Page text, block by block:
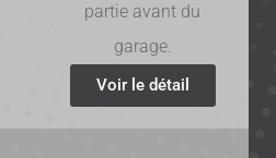
partie avant du
garage.
Voir le détail